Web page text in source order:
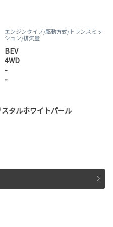
エンジンタイプ/駆動方式/トランスミッ
ション/排気量
BEV
4WD
-
-
タルホワイトパール